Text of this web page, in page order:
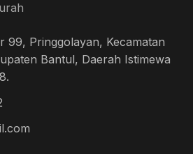
99, Pringgolayan, Kecamatan
Bantul, Daerah Istimewa